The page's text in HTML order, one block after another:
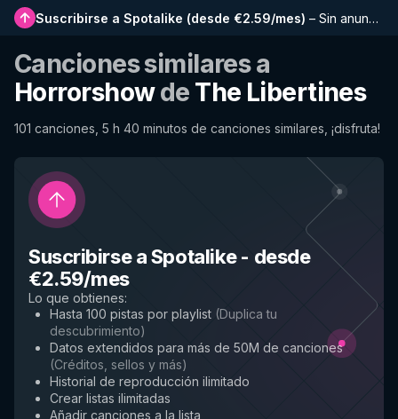
Suscribirse a Spotalike (desde €2.59/mes) – Sin anuncios, listas más largas, historial completo y acceso anticipado a nuevas funciones
Canciones similares a
Horrorshowde The Libertines
101 canciones, 5 h 40 minutos de canciones similares, ¡disfruta!
Suscribirse a Spotalike- desde
€2.59/mes
Lo que obtienes:
Hasta 100 pistas por playlist (Duplica tu
descubrimiento)
Datos extendidos para más de 50M de canciones
(Créditos, sellos y más)
Historial de reproducción ilimitado
Crear listas ilimitadas
Añadir canciones a la lista